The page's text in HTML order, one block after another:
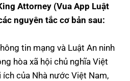
Attorney (Vua App Luật
nguyên tắc cơ bản sau:
tin mạng và Luật An ninh
hòa xã hội chủ nghĩa Việt
của Nhà nước Việt Nam,